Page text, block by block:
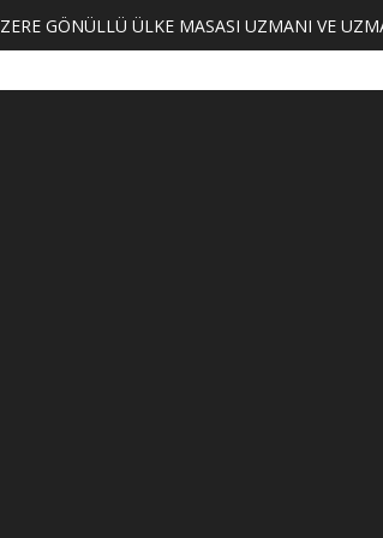
MERKEZİMİZ BÜNYESİNDE YETİŞTİRİLMEK ÜZERE GÖNÜLLÜ ÜLKE MASASI UZMANI VE UZMAN ADAYLARI ARIYORUZ